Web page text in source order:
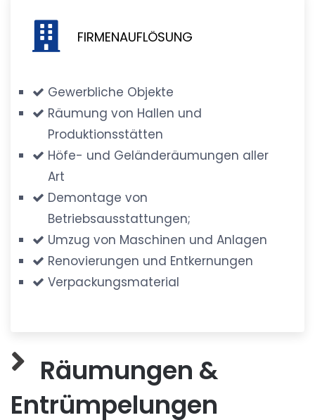
FIRMENAUFLÖSUNG
Gewerbliche Objekte
Räumung von Hallen und
Produktionsstätten
Höfe- und Geländeräumungen aller
Art
Demontage von
Betriebsausstattungen;
Umzug von Maschinen und Anlagen
Renovierungen und Entkernungen
Verpackungsmaterial
Räumungen &
Entrümpelungen